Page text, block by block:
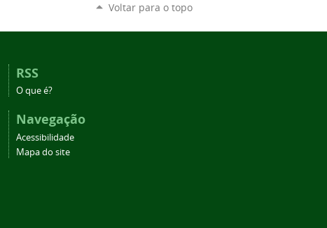
Voltar para o topo
RSS
O que é?
Navegação
Acessibilidade
Mapa do site